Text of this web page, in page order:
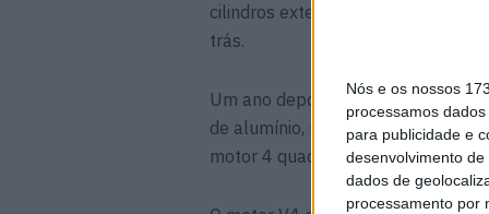
Nós e os nossos
processamos
para publicidade e
desenvolvimento de
dados de
processamento por
cilindros exteriores eram
trás.
Um ano depois, a YZR 0W53, a
de alumínio, mas desta vez com
motor 4 quadrado (2 cilindros